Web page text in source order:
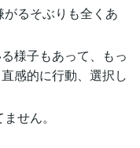
るそぶりも全くあ
様子もあって、もっ
感的に行動、選択し
せん。